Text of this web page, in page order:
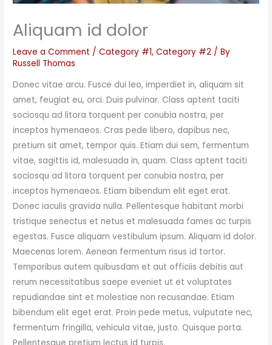
Aliquam id dolor
Leave a Comment /Category #1,Category #2 / By
Russell Thomas
Donec vitae arcu. Fusce dui leo, imperdiet in, aliquam sit
amet, feugiat eu, orci. Duis pulvinar. Class aptent taciti
sociosqu ad litora torquent per conubia nostra, per
inceptos hymenaeos. Cras pede libero, dapibus nec,
pretium sit amet, tempor quis. Etiam dui sem, fermentum
vitae, sagittis id, malesuada in, quam. Class aptent taciti
sociosqu ad litora torquent per conubia nostra, per
inceptos hymenaeos. Etiam bibendum elit eget erat.
Donec iaculis gravida nulla. Pellentesque habitant morbi
tristique senectus et netus et malesuada fames ac turpis
egestas. Fusce aliquam vestibulum ipsum. Aliquam id dolor.
Maecenas lorem. Aenean fermentum risus id tortor.
Temporibus autem quibusdam et aut officiis debitis aut
rerum necessitatibus saepe eveniet ut et voluptates
repudiandae sint et molestiae non recusandae. Etiam
bibendum elit eget erat. Proin pede metus, vulputate nec,
fermentum fringilla, vehicula vitae, justo. Quisque porta.